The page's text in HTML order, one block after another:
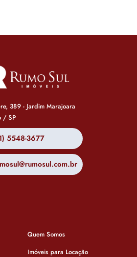
389 - Jardim Marajoara
/ SP
5548-3677
Quem Somos
Imóveis para Locação